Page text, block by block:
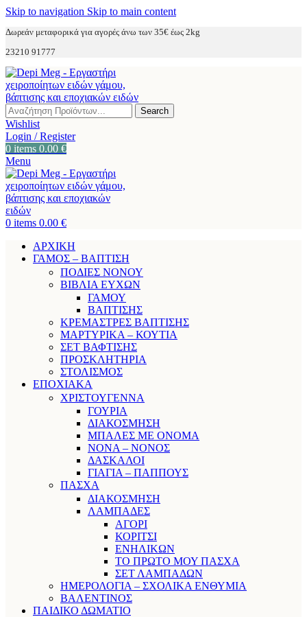
Skip to navigation Skip to main content
Δωρεάν μεταφορικά για αγορές άνω των 35€ έως 2kg
23210 91777
Search
Wishlist
Login / Register
0 items 0.00 €
Menu
0 items 0.00 €
ΑΡΧΙΚΗ
ΓΑΜΟΣ – ΒΑΠΤΙΣΗ
ΠΟΔΙΕΣ ΝΟΝΟΥ
ΒΙΒΛΙΑ ΕΥΧΩΝ
ΓΑΜΟΥ
ΒΑΠΤΙΣΗΣ
ΚΡΕΜΑΣΤΡΕΣ ΒΑΠΤΙΣΗΣ
ΜΑΡΤΥΡΙΚΑ – ΚΟΥΤΙΑ
ΣΕΤ ΒΑΦΤΙΣΗΣ
ΠΡΟΣΚΛΗΤΗΡΙΑ
ΣΤΟΛΙΣΜΟΣ
ΕΠΟΧΙΑΚΑ
ΧΡΙΣΤΟΥΓΕΝΝΑ
ΓΟΥΡΙΑ
ΔΙΑΚΟΣΜΗΣΗ
ΜΠΑΛΕΣ ΜΕ ΟΝΟΜΑ
ΝΟΝΑ – ΝΟΝΟΣ
ΔΑΣΚΑΛΟΙ
ΓΙΑΓΙΑ – ΠΑΠΠΟΥΣ
ΠΑΣΧΑ
ΔΙΑΚΟΣΜΗΣΗ
ΛΑΜΠΑΔΕΣ
ΑΓΟΡΙ
ΚΟΡΙΤΣΙ
ΕΝΗΛΙΚΩΝ
ΤΟ ΠΡΩΤΟ ΜΟΥ ΠΑΣΧΑ
ΣΕΤ ΛΑΜΠΑΔΩΝ
ΗΜΕΡΟΛΟΓΙΑ – ΣΧΟΛΙΚΑ ΕΝΘΥΜΙΑ
ΒΑΛΕΝΤΙΝΟΣ
ΠΑΙΔΙΚΟ ΔΩΜΑΤΙΟ